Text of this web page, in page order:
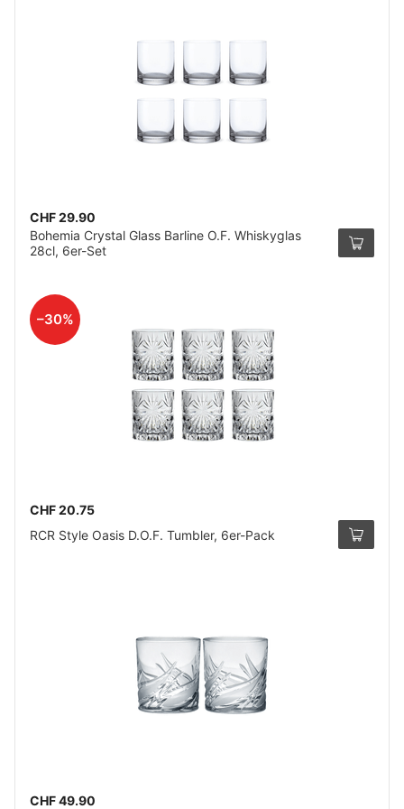
CHF 29.90
Bohemia Crystal Glass Barline O.F. Whiskyglas
28cl, 6er-Set
–30%
CHF 20.75
RCR Style Oasis D.O.F. Tumbler, 6er-Pack
CHF 49.90